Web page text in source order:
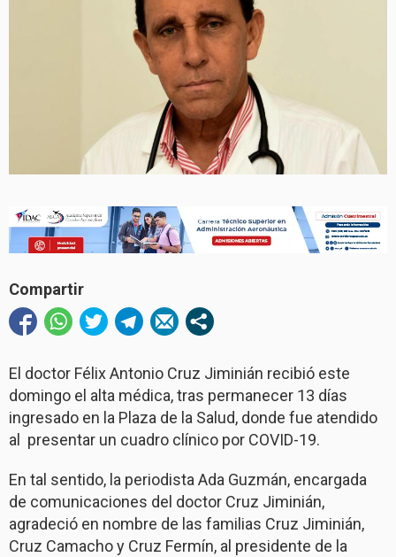
Compartir
El doctor Félix Antonio Cruz Jiminián recibió este
domingo el alta médica, tras permanecer 13 días
ingresado en la Plaza de la Salud, donde fue atendido
al presentar un cuadro clínico por COVID-19.
En tal sentido, la periodista Ada Guzmán, encargada
de comunicaciones del doctor Cruz Jiminián,
agradeció en nombre de las familias Cruz Jiminián,
Cruz Camacho y Cruz Fermín, al presidente de la